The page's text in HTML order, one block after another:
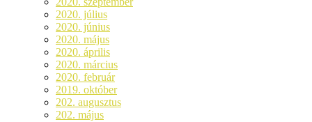
2020. július
2020. június
2020. május
2020. április
2020. március
2020. február
2019. október
202. augusztus
202. május